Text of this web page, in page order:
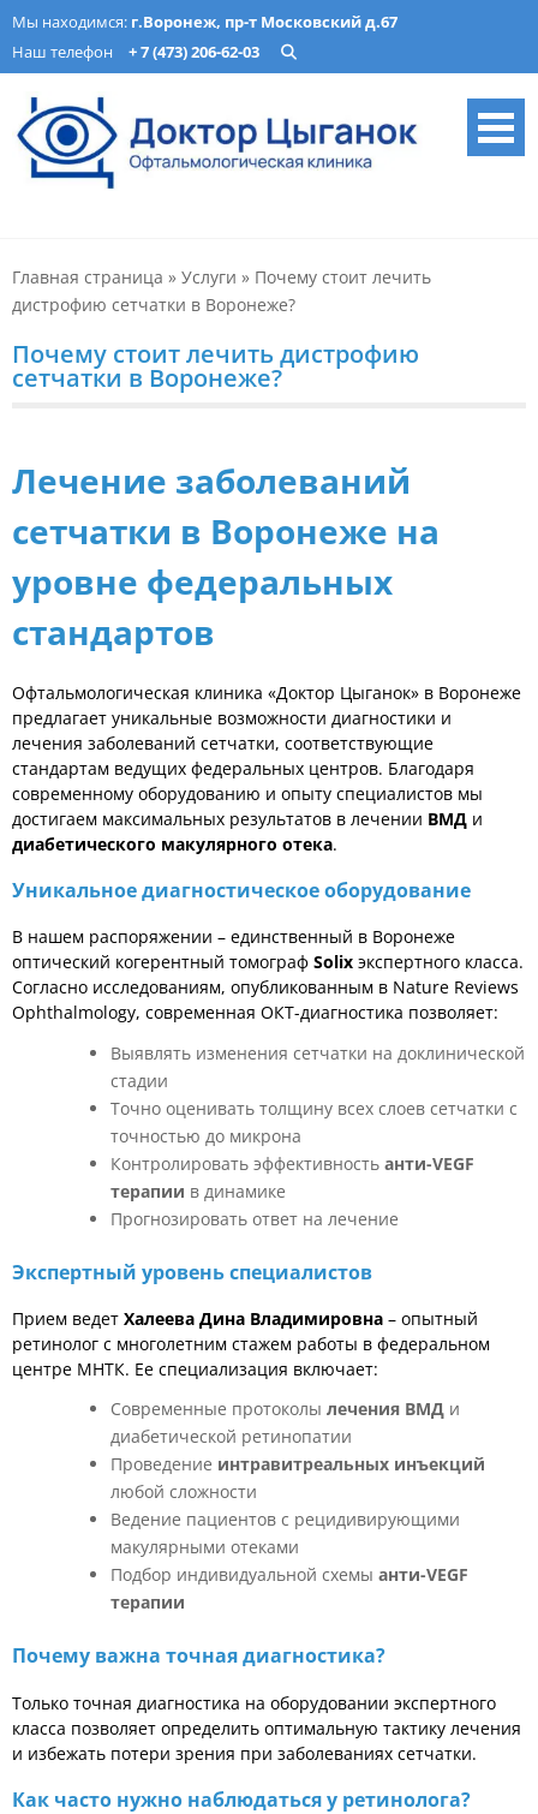
Skip
content
Мы находимся: г.Воронеж, пр-т Московский д.67
Наш телефон
+ 7 (473) 206-62-03
клиника «Доктор Цыганок» в
Воронеже – микрохирургия,
офтальмология
онлайн.
Главная страница » Услуги » Почему стоит лечить
дистрофию сетчатки в Воронеже?
Почему стоит лечить дистрофию
сетчатки в Воронеже?
Лечение заболеваний
сетчатки в Воронеже на
уровне федеральных
стандартов
Офтальмологическая клиника «Доктор Цыганок» в Воронеже
предлагает уникальные возможности диагностики и
лечения заболеваний сетчатки, соответствующие
стандартам ведущих федеральных центров. Благодаря
современному оборудованию и опыту специалистов мы
достигаем максимальных результатов в лечении ВМД и
диабетического макулярного отека.
Уникальное диагностическое оборудование
В нашем распоряжении – единственный в Воронеже
оптический когерентный томограф Solix экспертного класса.
Согласно исследованиям, опубликованным в Nature Reviews
Ophthalmology, современная ОКТ-диагностика позволяет:
Выявлять изменения сетчатки на доклинической
стадии
Точно оценивать толщину всех слоев сетчатки с
точностью до микрона
Контролировать эффективность анти-VEGF
терапии в динамике
Прогнозировать ответ на лечение
Экспертный уровень специалистов
Прием ведет Халеева Дина Владимировна – опытный
ретинолог с многолетним стажем работы в федеральном
центре МНТК. Ее специализация включает:
Современные протоколы лечения ВМД и
диабетической ретинопатии
Проведение интравитреальных инъекций
любой сложности
Ведение пациентов с рецидивирующими
макулярными отеками
Подбор индивидуальной схемы анти-VEGF
терапии
Почему важна точная диагностика?
Только точная диагностика на оборудовании экспертного
класса позволяет определить оптимальную тактику лечения
и избежать потери зрения при заболеваниях сетчатки.
Как часто нужно наблюдаться у ретинолога?